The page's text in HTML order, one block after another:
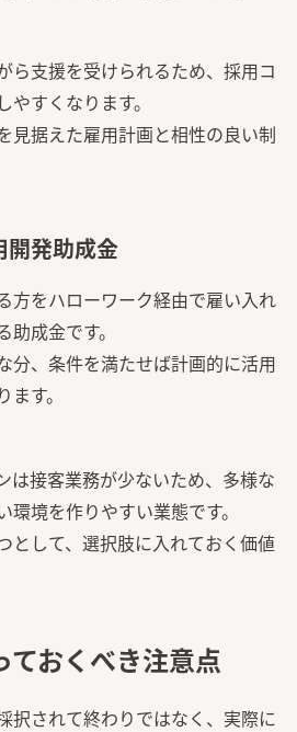
ら支援を受けられるため、採用コ
やすくなります。
見据えた雇用計画と相性の良い制
開発助成金
方をハローワーク経由で雇い入れ
成金です。
分、条件を満たせば計画的に活用
す。
は接客業務が少ないため、多様な
環境を作りやすい業態です。
として、選択肢に入れておく価値
ておくべき注意点
択されて終わりではなく、実際に